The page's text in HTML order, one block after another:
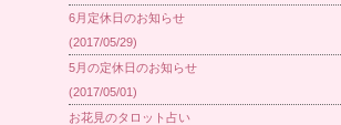
6月定休日のお知らせ
(2017/05/29)
5月の定休日のお知らせ
(2017/05/01)
お花見のタロット占い